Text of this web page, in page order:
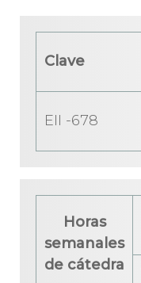
Clave
EII -678
Horas
semanales
de cátedra